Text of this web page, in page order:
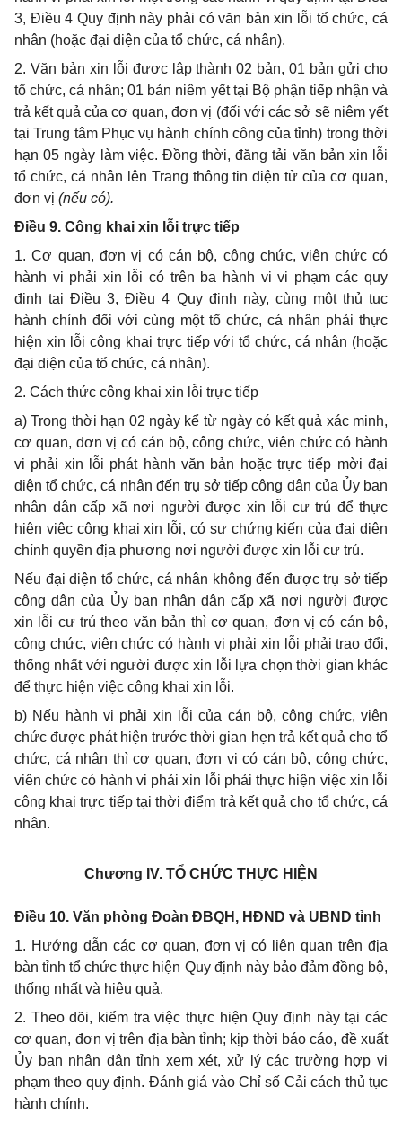
3, Điều 4 Quy định này phải có văn bản xin lỗi tổ chức, cá
nhân (hoặc đại diện của tổ chức, cá nhân).
2. Văn bản xin lỗi được lập thành 02 bản, 01 bản gửi cho
tổ chức, cá nhân; 01 bản niêm yết tại Bộ phận tiếp nhận và
trả kết quả của cơ quan, đơn vị (đối với các sở sẽ niêm yết
tại Trung tâm Phục vụ hành chính công của tỉnh) trong thời
hạn 05 ngày làm việc. Đồng thời, đăng tải văn bản xin lỗi
tổ chức, cá nhân lên Trang thông tin điện tử của cơ quan,
đơn vị (nếu có).
Điều 9. Công khai xin lỗi trực tiếp
1. Cơ quan, đơn vị có cán bộ, công chức, viên chức có
hành vi phải xin lỗi có trên ba hành vi vi phạm các quy
định tại Điều 3, Điều 4 Quy định này, cùng một thủ tục
hành chính đối với cùng một tổ chức, cá nhân phải thực
hiện xin lỗi công khai trực tiếp với tổ chức, cá nhân (hoặc
đại diện của tổ chức, cá nhân).
2. Cách thức công khai xin lỗi trực tiếp
a) Trong thời hạn 02 ngày kể từ ngày có kết quả xác minh,
cơ quan, đơn vị có cán bộ, công chức, viên chức có hành
vi phải xin lỗi phát hành văn bản hoặc trực tiếp mời đại
diện tổ chức, cá nhân đến trụ sở tiếp công dân của Ủy ban
nhân dân cấp xã nơi người được xin lỗi cư trú để thực
hiện việc công khai xin lỗi, có sự chứng kiến của đại diện
chính quyền địa phương nơi người được xin lỗi cư trú.
Nếu đại diện tổ chức, cá nhân không đến được trụ sở tiếp
công dân của Ủy ban nhân dân cấp xã nơi người được
xin lỗi cư trú theo văn bản thì cơ quan, đơn vị có cán bộ,
công chức, viên chức có hành vi phải xin lỗi phải trao đổi,
thống nhất với người được xin lỗi lựa chọn thời gian khác
để thực hiện việc công khai xin lỗi.
b) Nếu hành vi phải xin lỗi của cán bộ, công chức, viên
chức được phát hiện trước thời gian hẹn trả kết quả cho tổ
chức, cá nhân thì cơ quan, đơn vị có cán bộ, công chức,
viên chức có hành vi phải xin lỗi phải thực hiện việc xin lỗi
công khai trực tiếp tại thời điểm trả kết quả cho tổ chức, cá
nhân.
Chương IV. TỔ CHỨC THỰC HIỆN
Điều 10. Văn phòng Đoàn ĐBQH, HĐND và UBND tỉnh
1. Hướng dẫn các cơ quan, đơn vị có liên quan trên địa
bàn tỉnh tổ chức thực hiện Quy định này bảo đảm đồng bộ,
thống nhất và hiệu quả.
2. Theo dõi, kiểm tra việc thực hiện Quy định này tại các
cơ quan, đơn vị trên địa bàn tỉnh; kịp thời báo cáo, đề xuất
Ủy ban nhân dân tỉnh xem xét, xử lý các trường hợp vi
phạm theo quy định. Đánh giá vào Chỉ số Cải cách thủ tục
hành chính.